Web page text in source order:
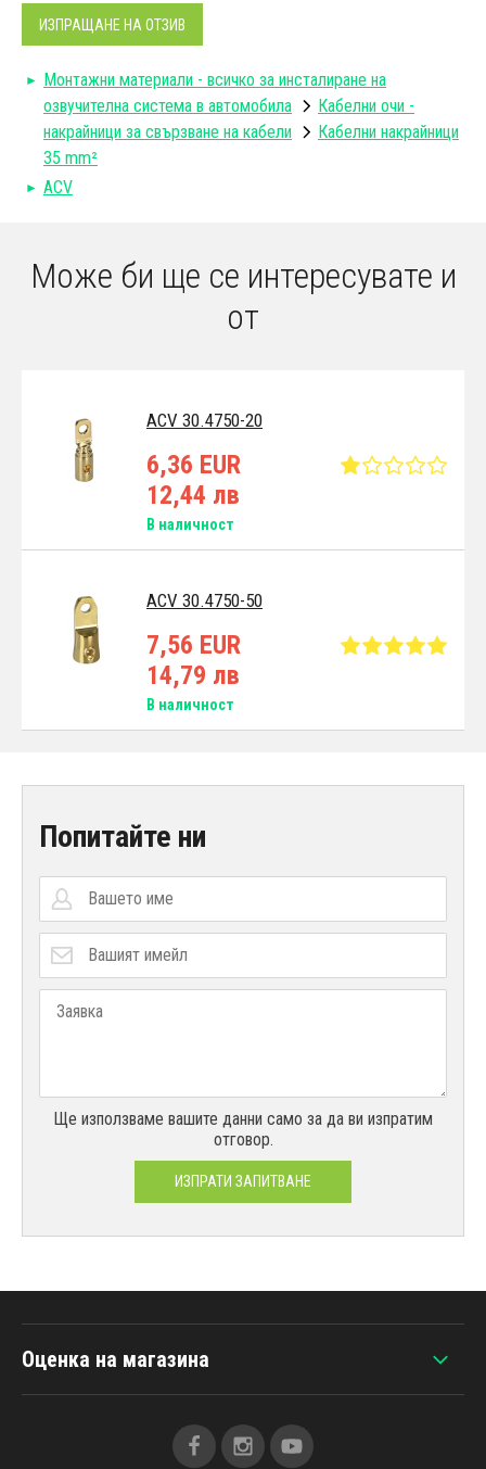
ИЗПРАЩАНЕ НА ОТЗИВ
Монтажни материали - всичко за инсталиране на
озвучителна система в автомобила
Кабелни очи -
накрайници за свързване на кабели
Кабелни накрайници
35 mm²
ACV
Може би ще се интересувате и
от
ACV 30.4750-20
6,36 EUR
12,44 лв
В наличност
ACV 30.4750-50
7,56 EUR
14,79 лв
В наличност
Попитайте ни
Ще използваме вашите данни само за да ви изпратим
отговор.
ИЗПРАТИ ЗАПИТВАНЕ
Оценка на магазина